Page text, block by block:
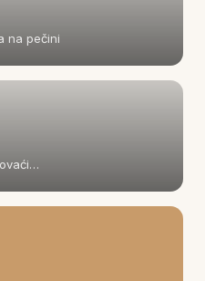
na pečini